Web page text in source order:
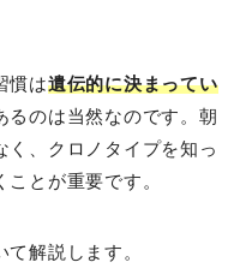
慣は遺伝的に決まってい
るのは当然なのです。朝
く、クロノタイプを知っ
とが重要です。
解説します。